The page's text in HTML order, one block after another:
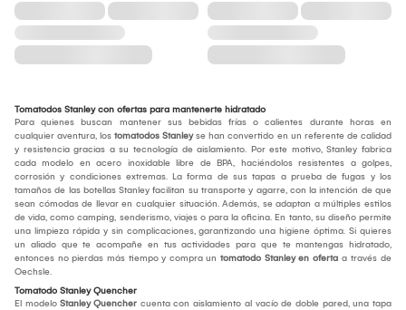
Tomatodos Stanley con ofertas para mantenerte hidratado
Para quienes buscan mantener sus bebidas frías o calientes durante horas en
cualquier aventura, los tomatodos Stanleyse han convertido en un referente de calidad
y resistencia gracias a su tecnología de aislamiento. Por este motivo, Stanley fabrica
cada modelo en acero inoxidable libre de BPA, haciéndolos resistentes a golpes,
corrosión y condiciones extremas. La forma de sus tapas a prueba de fugas y los
tamaños de las botellas Stanley facilitan su transporte y agarre, con la intención de que
sean cómodas de llevar en cualquier situación. Además, se adaptan a múltiples estilos
de vida, como camping, senderismo, viajes o para la oficina. En tanto, su diseño permite
una limpieza rápida y sin complicaciones, garantizando una higiene óptima. Si quieres
un aliado que te acompañe en tus actividades para que te mantengas hidratado,
entonces no pierdas más tiempo y compra un tomatodo Stanley en oferta a través de
Oechsle.
Tomatodo Stanley Quencher
El modelo Stanley Quencher cuenta con aislamiento al vacío de doble pared, una tapa